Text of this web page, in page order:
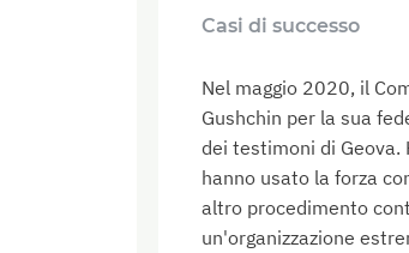
Casi di successo
Nel maggio 2020, il
Gushchin per la sua
dei testimoni di
hanno usato la forza
altro procedimento
un'organizzazione